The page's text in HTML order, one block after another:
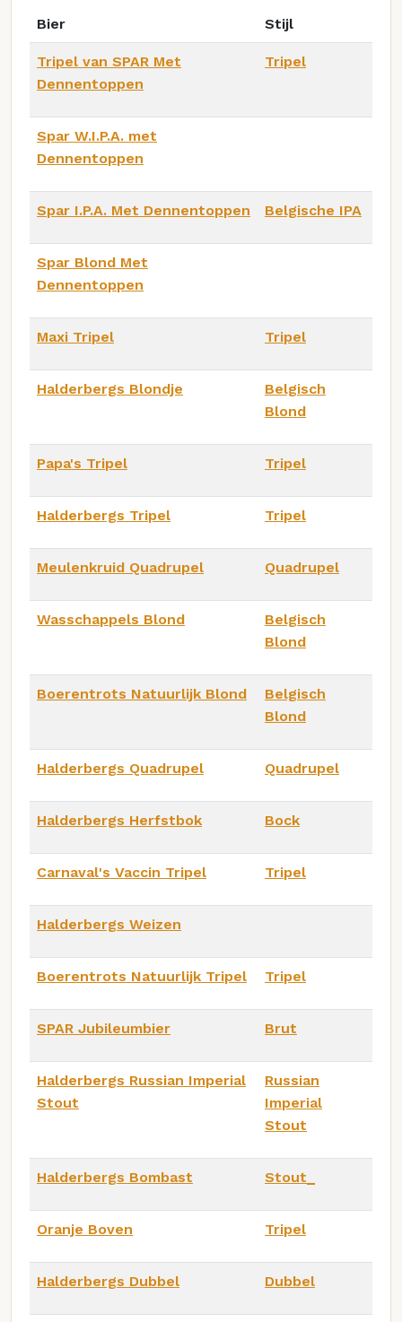
Bier Stijl
Tripel van SPAR Met
Dennentoppen
Tripel
Spar W.I.P.A. met
Dennentoppen
Spar I.P.A. Met Dennentoppen Belgische IPA
Spar Blond Met
Dennentoppen
Maxi Tripel Tripel
Halderbergs Blondje
Belgisch
Blond
Papa's Tripel Tripel
Halderbergs Tripel Tripel
Meulenkruid Quadrupel Quadrupel
Wasschappels Blond
Belgisch
Blond
Boerentrots Natuurlijk Blond
Belgisch
Blond
Halderbergs Quadrupel Quadrupel
Halderbergs Herfstbok Bock
Carnaval's Vaccin Tripel Tripel
Halderbergs Weizen
Boerentrots Natuurlijk Tripel Tripel
SPAR Jubileumbier Brut
Halderbergs Russian Imperial
Stout
Russian
Imperial
Stout
Halderbergs Bombast Stout_
Oranje Boven Tripel
Halderbergs Dubbel Dubbel